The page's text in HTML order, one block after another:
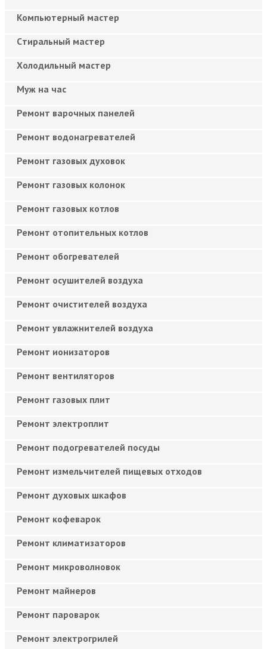
Компьютерный мастер
Cтиральный мастер
Холодильный мастер
Муж на час
Ремонт варочных панелей
Ремонт водонагревателей
Ремонт газовых духовок
Ремонт газовых колонок
Ремонт газовых котлов
Ремонт отопительных котлов
Ремонт обогревателей
Ремонт осушителей воздуха
Ремонт очистителей воздуха
Ремонт увлажнителей воздуха
Ремонт ионизаторов
Ремонт вентиляторов
Ремонт газовых плит
Ремонт электроплит
Ремонт подогревателей посуды
Ремонт измельчителей пищевых отходов
Ремонт духовых шкафов
Ремонт кофеварок
Ремонт климатизаторов
Ремонт микроволновок
Ремонт майнеров
Ремонт пароварок
Ремонт электрогрилей